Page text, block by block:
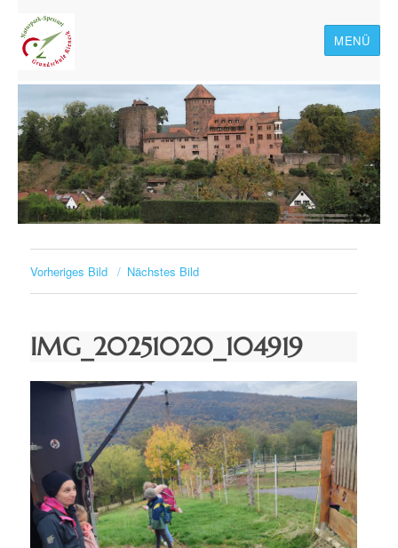
MENÜ
Vorheriges Bild Nächstes Bild
IMG_20251020_104919